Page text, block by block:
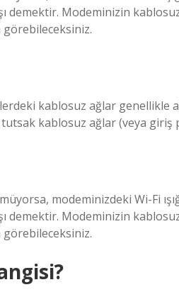
demektir. Modeminizin
kablosuz ağlar genellikle
kablosuz ağlar (veya giriş
modeminizdeki Wi-Fi
demektir. Modeminizin